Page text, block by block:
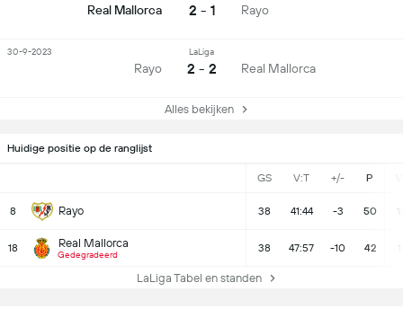
Huidige positie op de ranglijst
GS V:T +/- P
8 Rayo 38 41:44 -3 50
18 Real Mallorca
Gedegradeerd
38 47:57 -10 42
LaLiga Tabel en standen
Real Mallorca 2 - 1 Rayo
Rayo
LaLiga
2 - 2 Real Mallorca
30-9-2023
Alles bekijken